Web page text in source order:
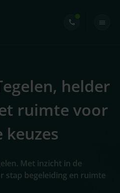
helder
ruimte voor
Met inzicht in de
stap begeleiding en ruimte